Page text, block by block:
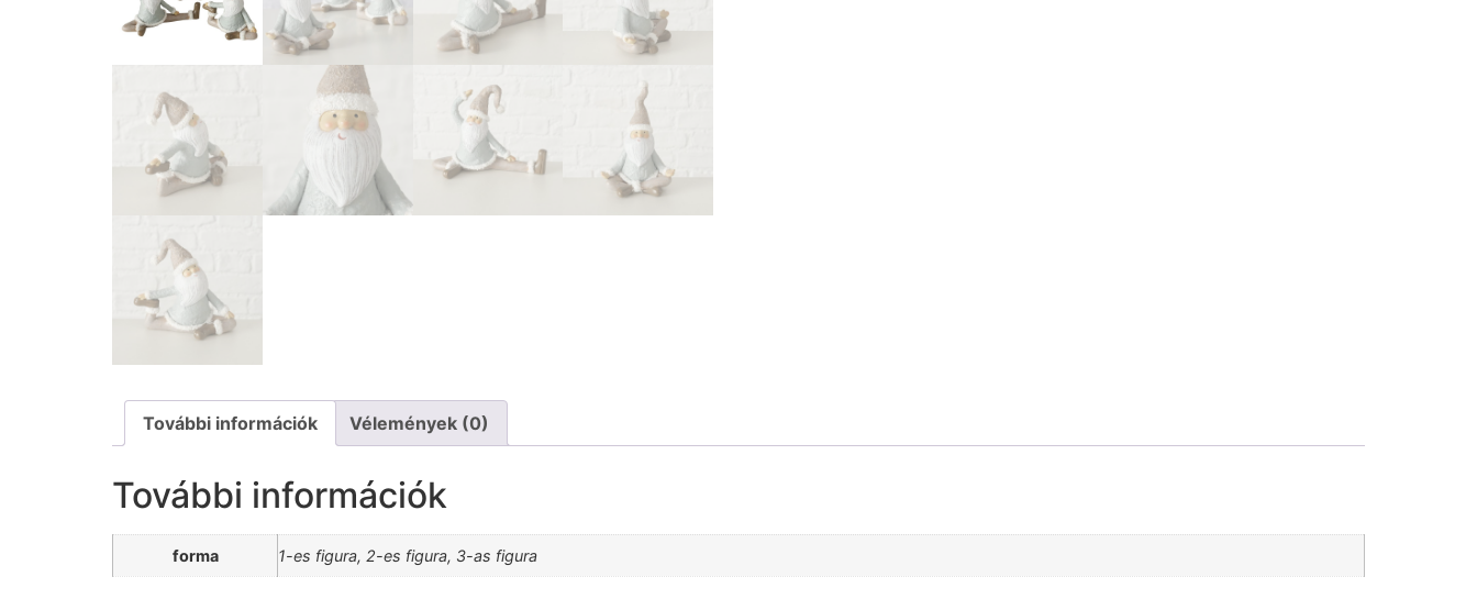
További információk Vélemények (0)
További információk
forma 1-es figura, 2-es figura, 3-as figura